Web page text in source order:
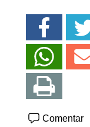
Comentar